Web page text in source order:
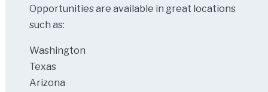
Opportunities are available in great locations
such as:
Washington
Texas
Arizona